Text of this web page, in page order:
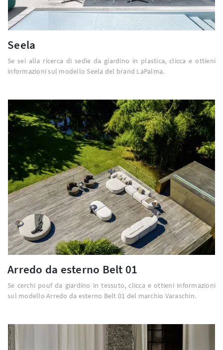
Seela
Se sei alla ricerca di sedie da giardino in plastica, clicca e ottieni
informazioni sul modello Seela del brand LaPalma.
Arredo da esterno Belt 01
Se cerchi pouf da giardino in tessuto, clicca e ottieni informazioni
sul modello Arredo da esterno Belt 01 del marchio Varaschin.